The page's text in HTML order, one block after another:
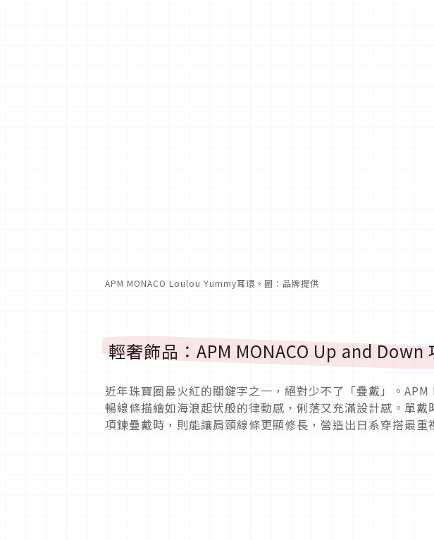
APM MONACO Loulou Yummy耳環。圖：品牌提供
輕奢飾品：APM MONACO Up and Down
近年珠寶圈最火紅的關鍵字之一，絕對少不了「疊戴」。
暢線條描繪如海浪起伏般的律動感，俐落又充滿設計感。單
項鍊疊戴時，則能讓肩頸線條更顯修長，營造出日系穿搭最重